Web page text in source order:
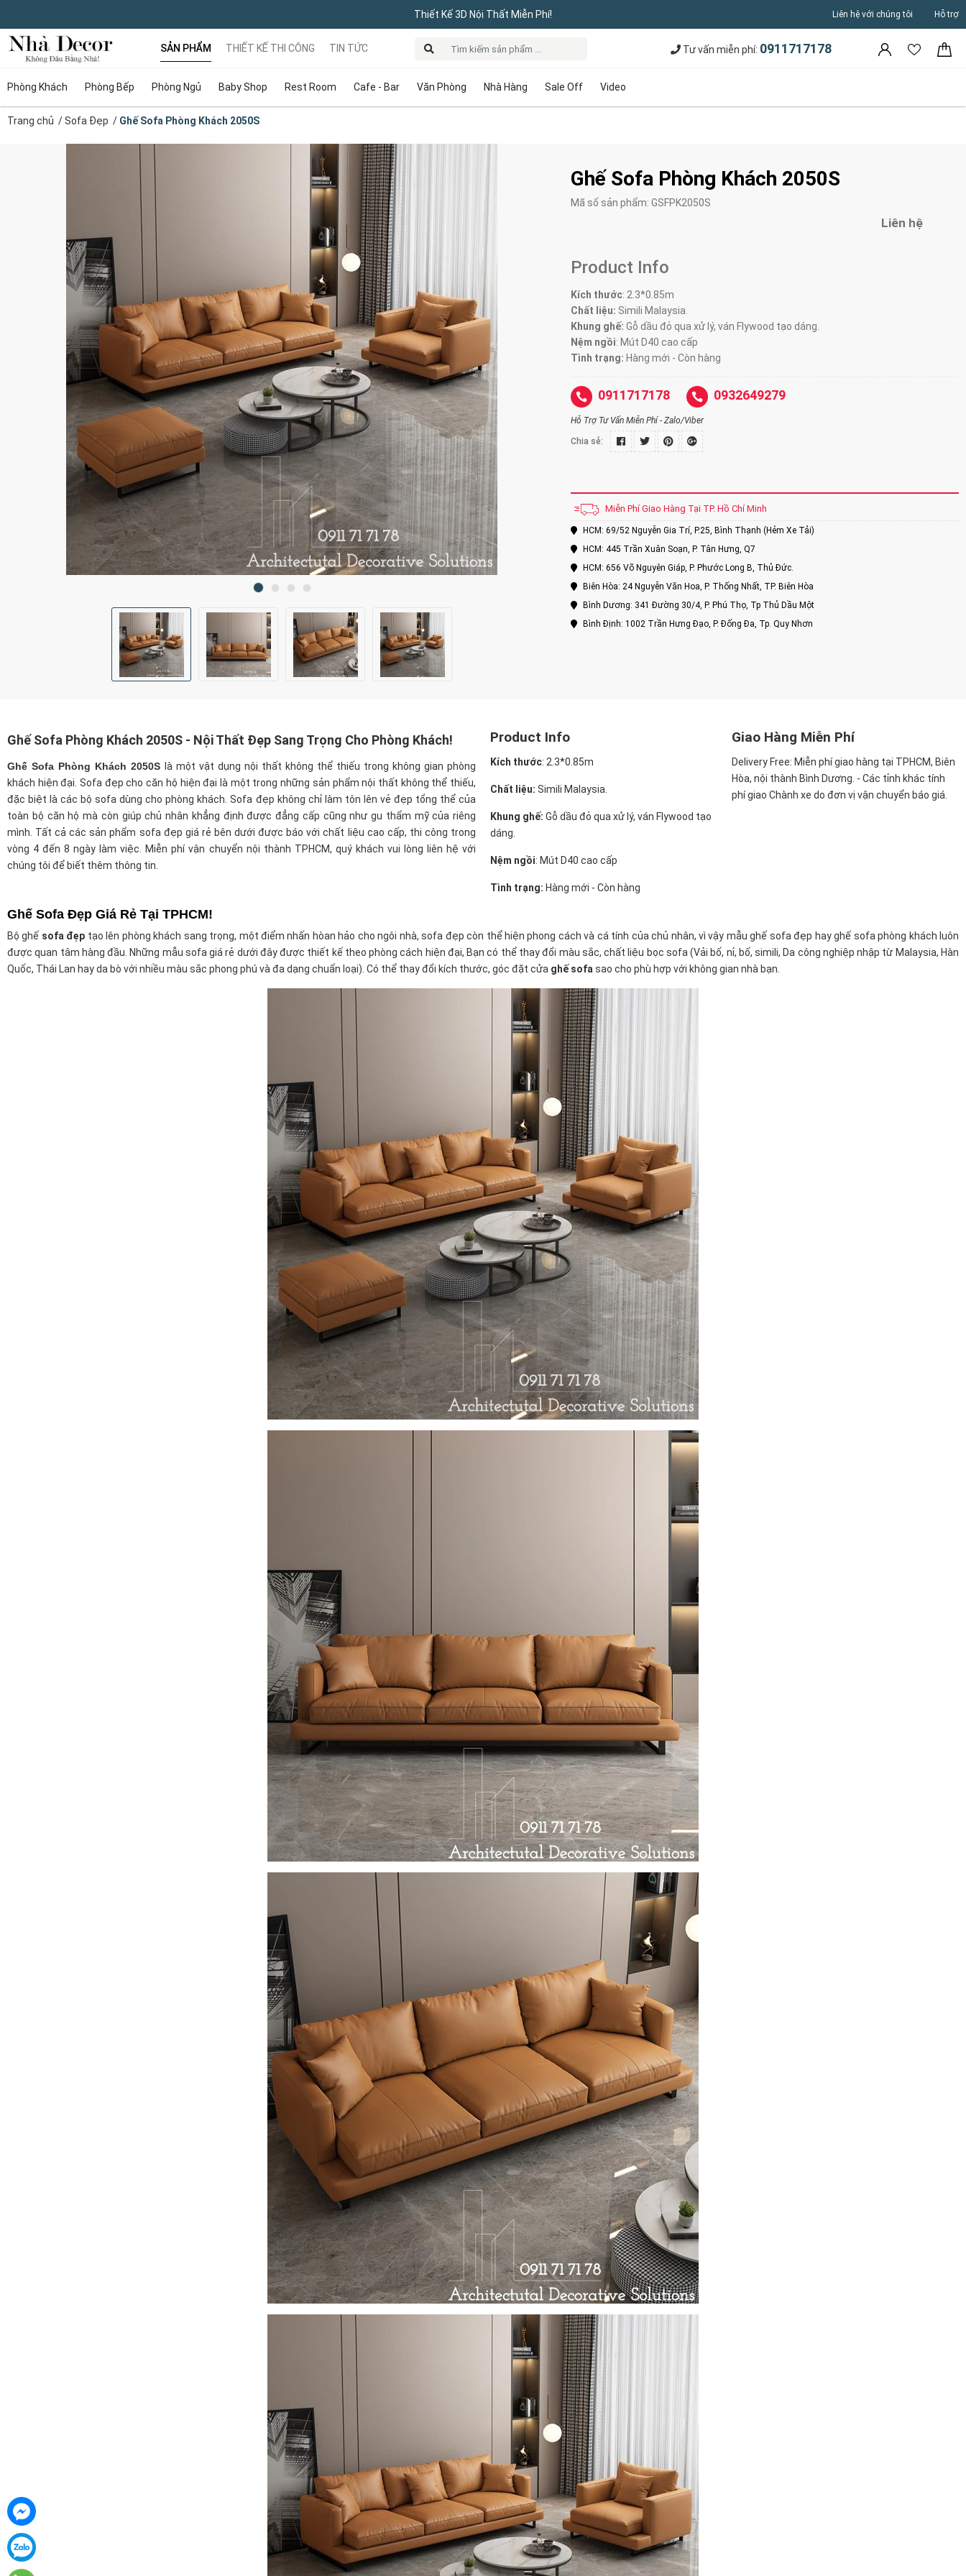
Thiết Kế 3D Nội Thất Miễn Phí! Liên hệ với chúng tôi Hỗ trợ
SẢN PHẨM
Phòng Khách Phòng Bếp Phòng Ngủ Baby Shop Rest Room Cafe - Bar Văn Phòng Nhà Hàng Sale Off Video
THIẾT KẾ THI CÔNG TIN TỨC Tư vấn miễn phí: 0911717178
Trang chủ /Sofa Đẹp / Ghế Sofa Phòng Khách 2050S
Ghế Sofa Phòng Khách 2050S
Mã số sản phẩm: GSFPK2050S
Liên hệ
Product Info
Kích thước: 2.3*0.85m
Chất liệu: Simili Malaysia.
Khung ghế: Gỗ dầu đỏ qua xử lý, ván Flywood tạo dáng.
Nệm ngồi: Mút D40 cao cấp
Tình trạng: Hàng mới - Còn hàng
0911717178 0932649279
Hỗ Trợ Tư Vấn Miễn Phí - Zalo/Viber
Chia sẻ:
Miễn Phí Giao Hàng Tại TP. Hồ Chí Minh
HCM: 69/52 Nguyễn Gia Trí, P.25, Bình Thạnh (Hẻm Xe Tải)
HCM: 445 Trần Xuân Soạn, P. Tân Hưng, Q7
HCM: 656 Võ Nguyên Giáp, P. Phước Long B, Thủ Đức.
Biên Hòa: 24 Nguyễn Văn Hoa, P. Thống Nhất, TP. Biên Hòa
Bình Dương: 341 Đường 30/4, P. Phú Thọ, Tp Thủ Dầu Một
Bình Định: 1002 Trần Hưng Đạo, P. Đống Đa, Tp. Quy Nhơn
Ghế Sofa Phòng Khách 2050S - Nội Thất Đẹp Sang Trọng Cho Phòng Khách!
Ghế Sofa Phòng Khách 2050S là một vật dụng nội thất không thể thiếu trong không gian phòng
khách hiện đại. Sofa đẹp cho căn hộ hiện đại là một trong những sản phẩm nội thất không thể thiếu,
đặc biệt là các bộ sofa dùng cho phòng khách. Sofa đẹp không chỉ làm tôn lên vẻ đẹp tổng thể của
toàn bộ căn hộ mà còn giúp chủ nhân khẳng định được đẳng cấp cũng như gu thẩm mỹ của riêng
mình. Tất cả các sản phẩm sofa đẹp giá rẻ bên dưới được báo với chất liệu cao cấp, thi công trong
vòng 4 đến 8 ngày làm việc. Miễn phí vận chuyển nội thành TPHCM, quý khách vui lòng liên hệ với
chúng tôi để biết thêm thông tin.
Product Info
Kích thước: 2.3*0.85m
Chất liệu: Simili Malaysia.
Khung ghế: Gỗ dầu đỏ qua xử lý, ván Flywood tạo
dáng.
Nệm ngồi: Mút D40 cao cấp
Tình trạng: Hàng mới - Còn hàng
Giao Hàng Miễn Phí
Delivery Free: Miễn phí giao hàng tại TPHCM, Biên
Hòa, nội thành Bình Dương. - Các tỉnh khác tính
phí giao Chành xe do đơn vị vận chuyển báo giá.
Ghế Sofa Đẹp Giá Rẻ Tại TPHCM!
Bộ ghế sofa đẹp tạo lên phòng khách sang trọng, một điểm nhấn hòan hảo cho ngôi nhà, sofa đẹp còn thể hiện phong cách và cá tính của chủ nhân, vì vậy mẫu ghế sofa đẹp hay ghế sofa phòng khách luôn
được quan tâm hàng đầu. Những mẫu sofa giá rẻ dưới đây được thiết kế theo phòng cách hiện đại, Bạn có thể thay đổi màu sắc, chất liệu bọc sofa (Vải bố, nỉ, bố, simili, Da công nghiệp nhập từ Malaysia, Hàn
Quốc, Thái Lan hay da bò với nhiều màu sắc phong phú và đa dạng chuẩn loại). Có thể thay đổi kích thước, góc đặt cửa ghế sofa sao cho phù hợp với không gian nhà bạn.